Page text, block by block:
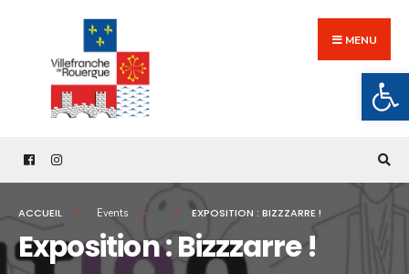
content
MENU
ACCUEIL Events EXPOSITION : BIZZZARRE !
Exposition : Bizzzarre !